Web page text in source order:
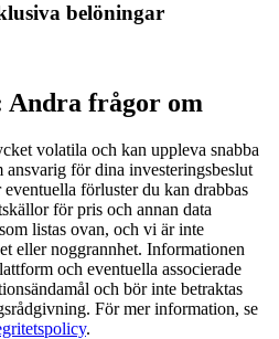
belöningar
Andra frågor om
volatila och kan uppleva snabba
för dina investeringsbeslut
förluster du kan drabbas
för pris och annan data
listas ovan, och vi är inte
eller noggrannhet. Informationen
och eventuella associerade
och bör inte betraktas
För mer information, se
.